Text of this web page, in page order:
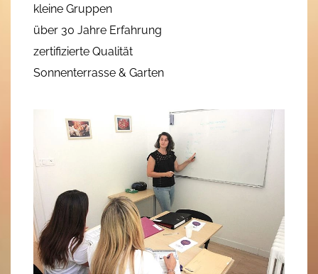
kleine Gruppen
über 30 Jahre Erfahrung
zertifizierte Qualität
Sonnenterrasse & Garten